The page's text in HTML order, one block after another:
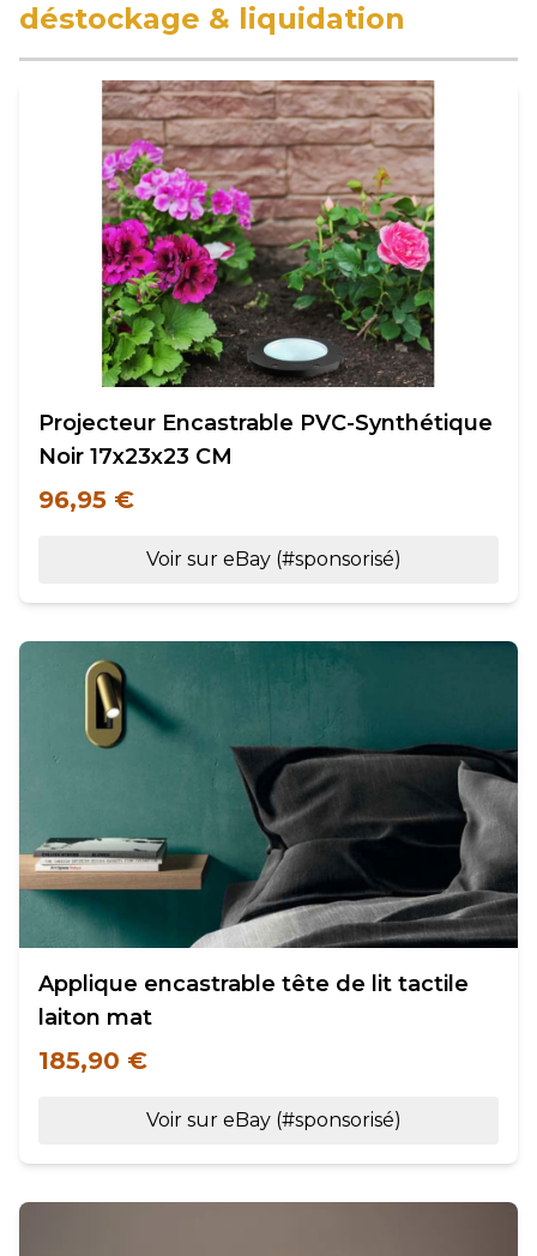
déstockage & liquidation
Projecteur Encastrable PVC-Synthétique
Noir 17x23x23 CM
96,95 €
Voir sur eBay (#sponsorisé)
Applique encastrable tête de lit tactile
laiton mat
185,90 €
Voir sur eBay (#sponsorisé)